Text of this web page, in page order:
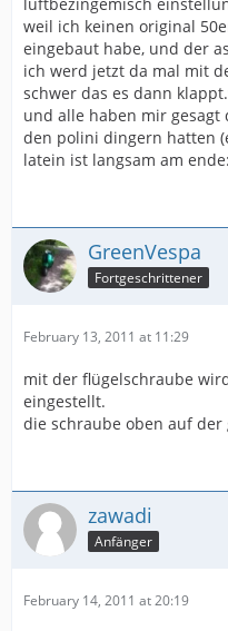
weil ich keinen original
eingebaut habe, und der
ich werd jetzt da mal mit
schwer das es dann
und alle haben mir
den polini dingern hatten
latein ist langsam am
GreenVespa
Fortgeschrittener
February 13, 2011 at 11:29
mit der flügelschraube
eingestellt.
die schraube oben auf
zawadi
Anfänger
February 14, 2011 at 20:19